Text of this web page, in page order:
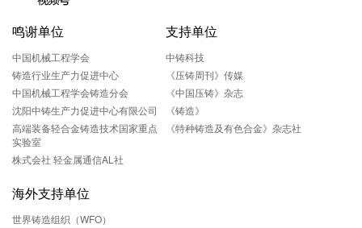
鸣谢单位
中国机械工程学会
铸造行业生产力促进中心
中国机械工程学会铸造分会
沈阳中铸生产力促进中心有限公司
高端装备轻合金铸造技术国家重点
实验室
株式会社 轻金属通信AL社
支持单位
中铸科技
《压铸周刊》传媒
《中国压铸》杂志
《铸造》
《特种铸造及有色合金》杂志社
海外支持单位
世界铸造组织（WFO）